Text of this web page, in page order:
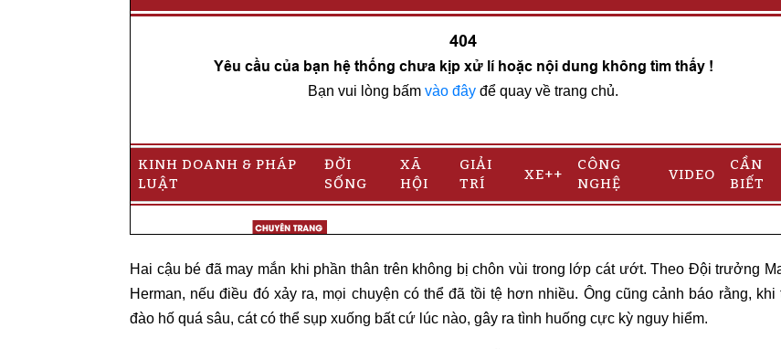
Hai cậu bé đã may mắn khi phần thân trên không bị chôn vùi trong lớp cát ướt. Theo Đội trưởng
Herman, nếu điều đó xảy ra, mọi chuyện có thể đã tồi tệ hơn nhiều. Ông cũng cảnh báo rằng, khi
đào hố quá sâu, cát có thể sụp xuống bất cứ lúc nào, gây ra tình huống cực kỳ nguy hiểm.